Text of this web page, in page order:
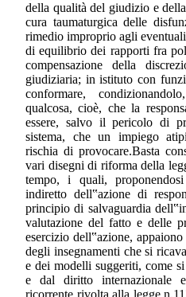
della qualità del giudizio e
cura taumaturgica delle
rimedio improprio agli
di equilibrio dei rapporti fra
compensazione della
giudiziaria; in istituto con
conformare,
qualcosa, cioè, che la
essere, salvo il pericolo di
sistema, che un impiego
rischia di provocare.Basta
vari disegni di riforma della
tempo, i quali,
indiretto dell‟azione di
principio di salvaguardia
valutazione del fatto e delle
esercizio dell‟azione,
degli insegnamenti che si
e dei modelli suggeriti, come
e dal diritto internazionale
ricorrente rivolta alla legge